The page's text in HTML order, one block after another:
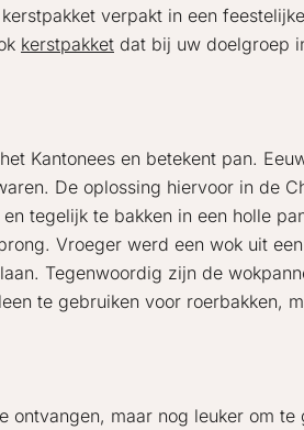
verpakt in een
kerstpakket dat bij uw doelgroep
Kantonees en betekent pan.
De oplossing hiervoor in de
tegelijk te bakken in een holle
Vroeger werd een wok uit
Tegenwoordig zijn de
te gebruiken voor roerbakken,
ontvangen, maar nog leuker om